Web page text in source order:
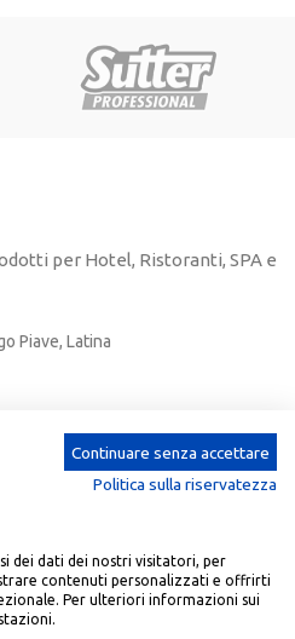
per Hotel, Ristoranti, SPA e
Piave, Latina
| REA: LT-190305 |
Continuare senza accettare
Politica sulla riservatezza
dei dati dei nostri visitatori, per
contenuti personalizzati e offrirti
Per ulteriori informazioni sui